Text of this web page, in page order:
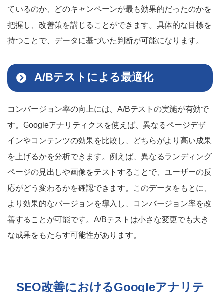
ているのか、どのキャンペーンが最も効果的だったのかを
把握し、改善策を講じることができます。具体的な目標を
持つことで、データに基づいた判断が可能になります。
A/Bテストによる最適化
コンバージョン率の向上には、A/Bテストの実施が有効で
す。Googleアナリティクスを使えば、異なるページデザ
インやコンテンツの効果を比較し、どちらがより高い成果
を上げるかを分析できます。例えば、異なるランディング
ページの見出しや画像をテストすることで、ユーザーの反
応がどう変わるかを確認できます。このデータをもとに、
より効果的なバージョンを導入し、コンバージョン率を改
善することが可能です。A/Bテストは小さな変更でも大き
な成果をもたらす可能性があります。
SEO改善におけるGoogleアナリテ